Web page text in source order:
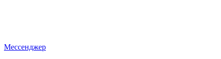
Мессенджер